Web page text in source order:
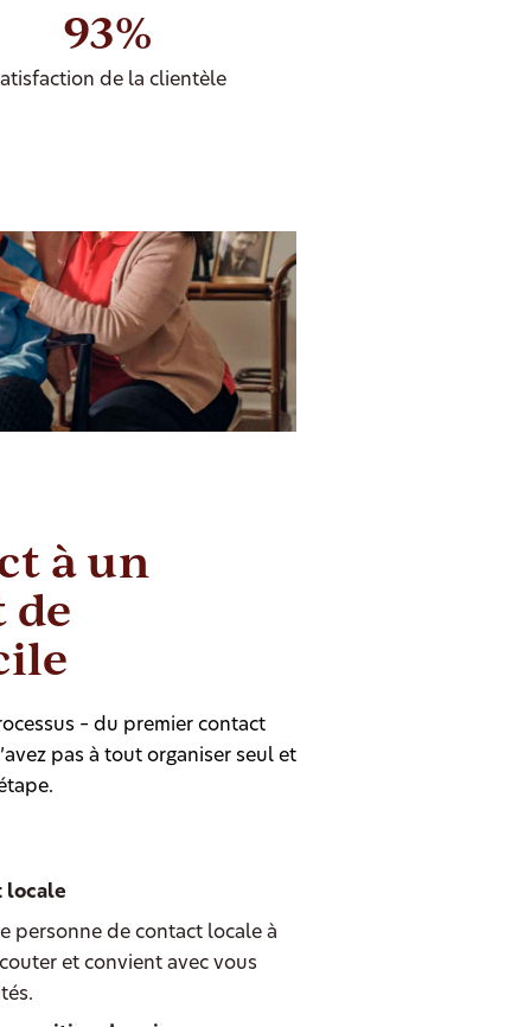
93%
de la clientèle
à un
de
– du premier contact
pas à tout organiser seul et
locale
personne de contact locale à
et convient avec vous